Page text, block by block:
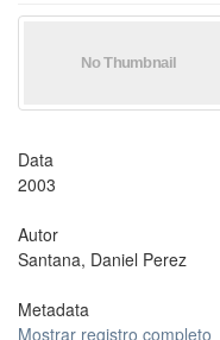
Data
2003
Autor
Santana, Daniel Perez
Metadata
Mostrar registro completo